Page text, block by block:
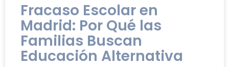
Fracaso Escolar en
Madrid: Por Qué las
Familias Buscan
Educación Alternativa